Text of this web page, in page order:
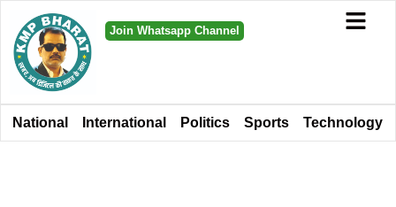
Join Whatsapp Channel
National International Politics Sports Technology